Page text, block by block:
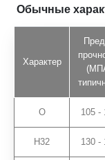
Обычные
Характер
О 105 -
H32 130 -